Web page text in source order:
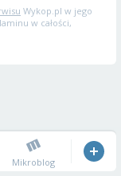
Wykop.pl w jego
w całości,
Mikroblog